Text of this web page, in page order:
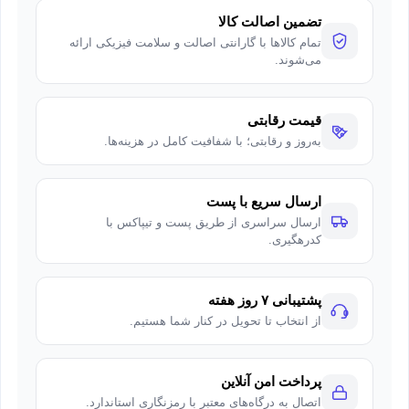
تضمین اصالت کالا
تمام کالاها با گارانتی اصالت و سلامت فیزیکی ارائه
می‌شوند.
قیمت رقابتی
به‌روز و رقابتی؛ با شفافیت کامل در هزینه‌ها.
ارسال سریع با پست
ارسال سراسری از طریق پست و تیپاکس با
کدرهگیری.
پشتیبانی ۷ روز هفته
از انتخاب تا تحویل در کنار شما هستیم.
پرداخت امن آنلاین
اتصال به درگاه‌های معتبر با رمزنگاری استاندارد.